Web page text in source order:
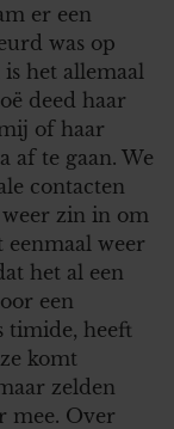
er een
was op
het allemaal
deed haar
of haar
af te gaan. We
contacten
zin in om
eenmaal weer
het al een
een
timide, heeft
komt
zelden
mee. Over